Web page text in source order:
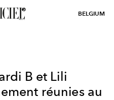
BELGIUM
B et Lili
réunies au